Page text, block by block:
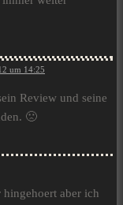
um 14:25
Review und seine
🙁
aber ich